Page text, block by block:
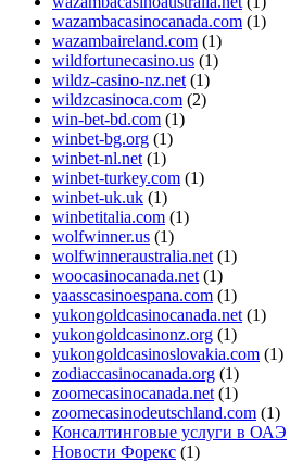
wazambacasinocanada.com (1)
wazambaireland.com (1)
wildfortunecasino.us (1)
wildz-casino-nz.net (1)
wildzcasinoca.com (2)
win-bet-bd.com (1)
winbet-bg.org (1)
winbet-nl.net (1)
winbet-turkey.com (1)
winbet-uk.uk (1)
winbetitalia.com (1)
wolfwinner.us (1)
wolfwinneraustralia.net (1)
woocasinocanada.net (1)
yaasscasinoespana.com (1)
yukongoldcasinocanada.net (1)
yukongoldcasinonz.org (1)
yukongoldcasinoslovakia.com (1)
zodiaccasinocanada.org (1)
zoomecasinocanada.net (1)
zoomecasinodeutschland.com (1)
Консалтинговые услуги в ОАЭ
Новости Форекс (1)